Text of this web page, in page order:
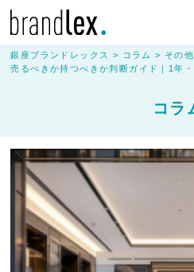
銀座ブランドレックス > コラム > その他
売るべきか持つべきか判断ガイド｜1年
コラ